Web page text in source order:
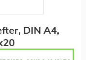
DIN A4,